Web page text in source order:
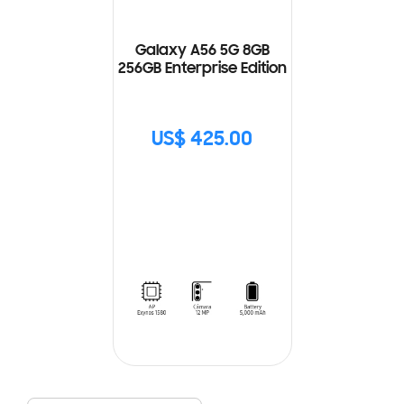
Galaxy A56 5G 8GB
256GB Enterprise Edition
US$ 425.00